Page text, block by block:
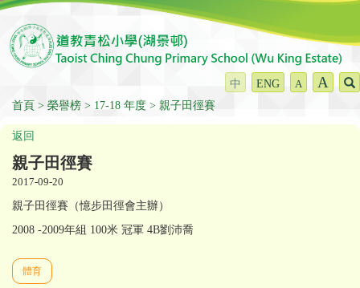
中 ENG A A
首頁 榮譽榜 17-18 年度 親子田徑賽
返回
親子田徑賽
2017-09-20
親子田徑賽（憶步田徑會主辦）
2008 -2009年組 100米 冠軍 4B劉沛喬
體育